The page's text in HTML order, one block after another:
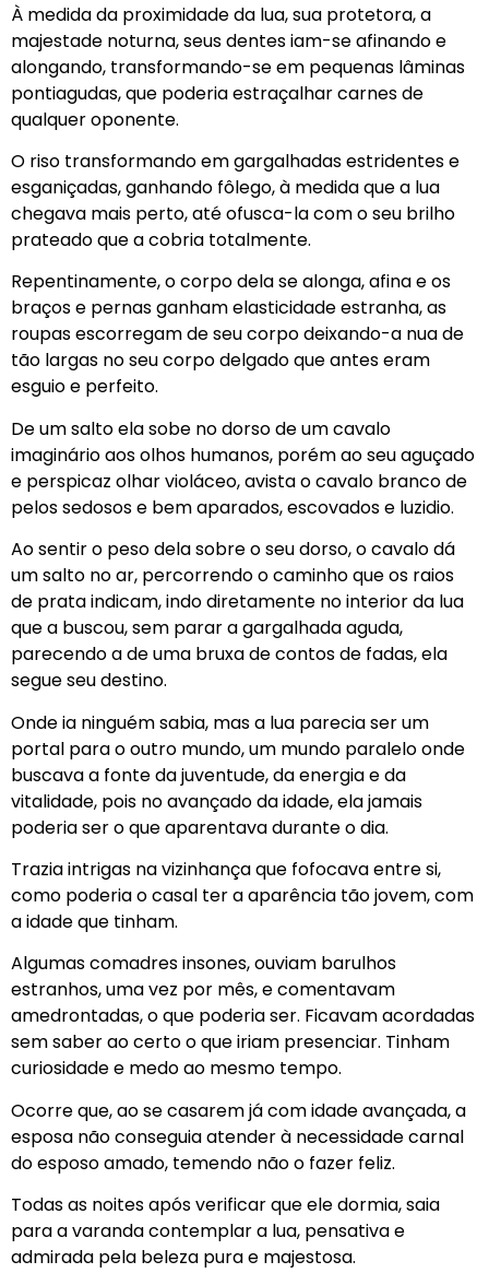
À medida da proximidade da lua, sua protetora, a
majestade noturna, seus dentes iam-se afinando e
alongando, transformando-se em pequenas lâminas
pontiagudas, que poderia estraçalhar carnes de
qualquer oponente.
O riso transformando em gargalhadas estridentes e
esganiçadas, ganhando fôlego, à medida que a lua
chegava mais perto, até ofusca-la com o seu brilho
prateado que a cobria totalmente.
Repentinamente, o corpo dela se alonga, afina e os
braços e pernas ganham elasticidade estranha, as
roupas escorregam de seu corpo deixando-a nua de
tão largas no seu corpo delgado que antes eram
esguio e perfeito.
De um salto ela sobe no dorso de um cavalo
imaginário aos olhos humanos, porém ao seu aguçado
e perspicaz olhar violáceo, avista o cavalo branco de
pelos sedosos e bem aparados, escovados e luzidio.
Ao sentir o peso dela sobre o seu dorso, o cavalo dá
um salto no ar, percorrendo o caminho que os raios
de prata indicam, indo diretamente no interior da lua
que a buscou, sem parar a gargalhada aguda,
parecendo a de uma bruxa de contos de fadas, ela
segue seu destino.
Onde ia ninguém sabia, mas a lua parecia ser um
portal para o outro mundo, um mundo paralelo onde
buscava a fonte da juventude, da energia e da
vitalidade, pois no avançado da idade, ela jamais
poderia ser o que aparentava durante o dia.
Trazia intrigas na vizinhança que fofocava entre si,
como poderia o casal ter a aparência tão jovem, com
a idade que tinham.
Algumas comadres insones, ouviam barulhos
estranhos, uma vez por mês, e comentavam
amedrontadas, o que poderia ser. Ficavam acordadas
sem saber ao certo o que iriam presenciar. Tinham
curiosidade e medo ao mesmo tempo.
Ocorre que, ao se casarem já com idade avançada, a
esposa não conseguia atender à necessidade carnal
do esposo amado, temendo não o fazer feliz.
Todas as noites após verificar que ele dormia, saia
para a varanda contemplar a lua, pensativa e
admirada pela beleza pura e majestosa.